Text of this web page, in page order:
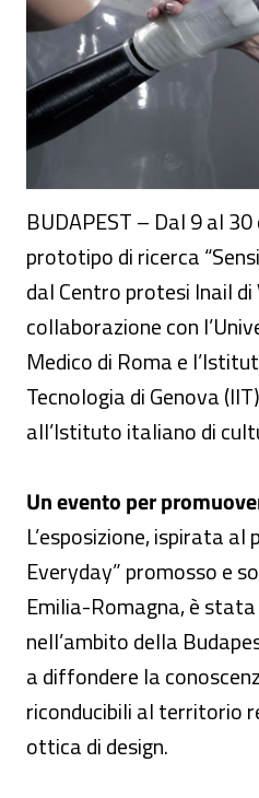
BUDAPEST – Dal 9 al
prototipo di ricerca
dal Centro protesi Inail
collaborazione con
Medico di Roma e
Tecnologia di Genova
all’Istituto italiano di
Un evento per
L’esposizione, ispirata
Everyday” promosso e
Emilia-Romagna, è
nell’ambito della
a diffondere la
riconducibili al territorio
ottica di design.